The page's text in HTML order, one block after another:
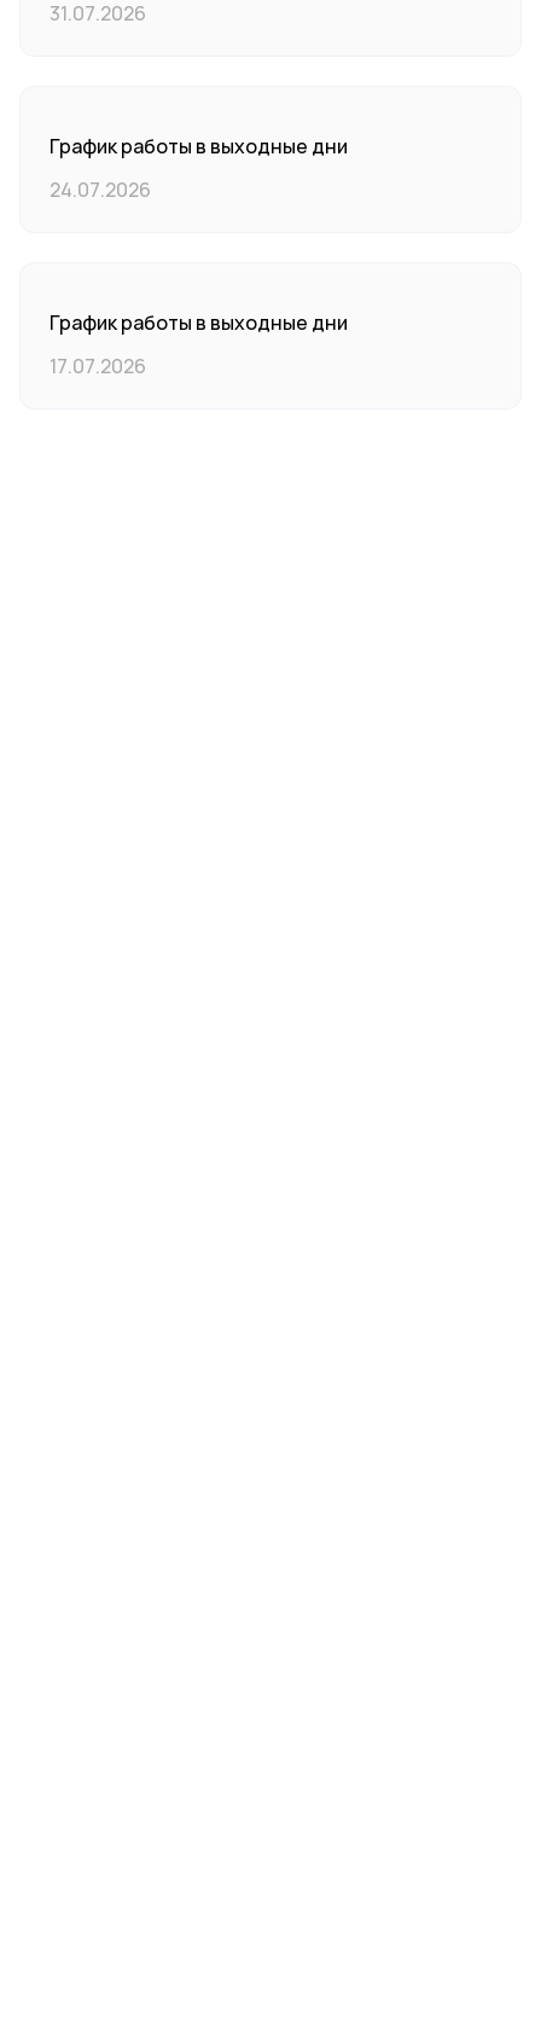
31.07.2026
График работы в выходные дни
24.07.2026
График работы в выходные дни
17.07.2026